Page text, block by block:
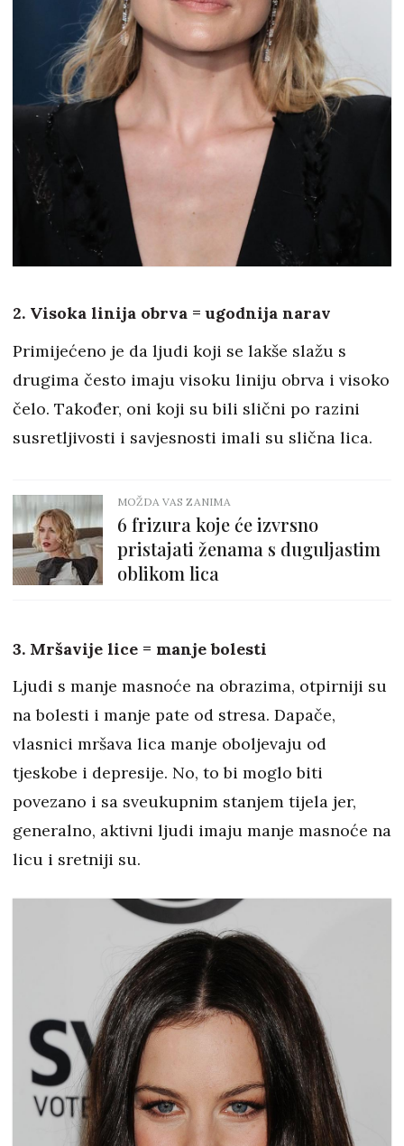
2. Visoka linija obrva = ugodnija narav
Primijećeno je da ljudi koji se lakše slažu s
drugima često imaju visoku liniju obrva i visoko
čelo. Također, oni koji su bili slični po razini
susretljivosti i savjesnosti imali su slična lica.
MOŽDA VAS ZANIMA
6 frizura koje će izvrsno
pristajati ženama s duguljastim
oblikom lica
3. Mršavije lice = manje bolesti
Ljudi s manje masnoće na obrazima, otpirniji su
na bolesti i manje pate od stresa. Dapače,
vlasnici mršava lica manje oboljevaju od
tjeskobe i depresije. No, to bi moglo biti
povezano i sa sveukupnim stanjem tijela jer,
generalno, aktivni ljudi imaju manje masnoće na
licu i sretniji su.